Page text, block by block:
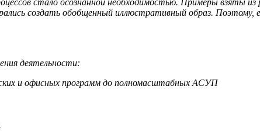
создать обобщенный иллюстративный образ. Поэтому,
деятельности:
и офисных программ до полномасштабных АСУП